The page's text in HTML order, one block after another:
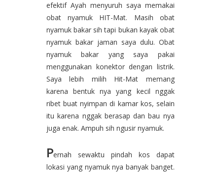
efektif Ayah menyuruh saya memakai
obat nyamuk HIT-Mat. Masih obat
nyamuk bakar sih tapi bukan kayak obat
nyamuk bakar jaman saya dulu. Obat
nyamuk bakar yang saya pakai
menggunakan konektor dengan listrik.
Saya lebih milih Hit-Mat memang
karena bentuk nya yang kecil nggak
ribet buat nyimpan di kamar kos, selain
itu karena nggak berasap dan bau nya
juga enak. Ampuh sih ngusir nyamuk.
Pernah sewaktu pindah kos dapat
lokasi yang nyamuk nya banyak banget.